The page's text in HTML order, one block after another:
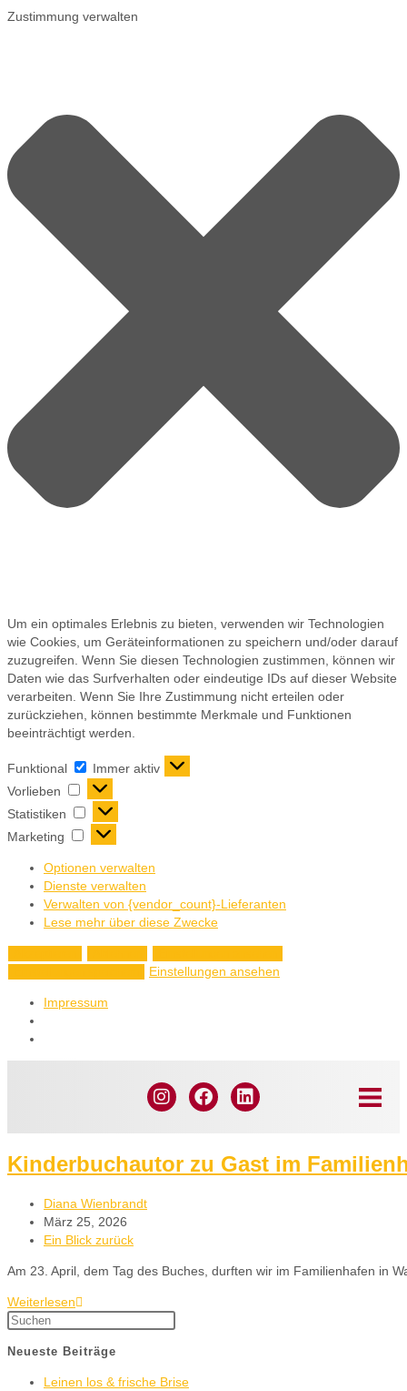
Zustimmung verwalten
Um ein optimales Erlebnis zu bieten, verwenden wir Technologien
wie Cookies, um Geräteinformationen zu speichern und/oder darauf
zuzugreifen. Wenn Sie diesen Technologien zustimmen, können wir
Daten wie das Surfverhalten oder eindeutige IDs auf dieser Website
verarbeiten. Wenn Sie Ihre Zustimmung nicht erteilen oder
zurückziehen, können bestimmte Merkmale und Funktionen
beeinträchtigt werden.
Funktional
Immer aktiv
Vorlieben
Statistiken
Marketing
Optionen verwalten
Dienste verwalten
Verwalten von {vendor_count}-Lieferanten
Lese mehr über diese Zwecke
Einstellungen ansehen
Impressum
Kinderbuchautor zu Gast im
Diana Wienbrandt
März 25, 2026
Ein Blick zurück
Am 23. April, dem Tag des Buches, durften wir im Familienhafen in
Weiterlesen
Neueste Beiträge
Leinen los & frische Brise